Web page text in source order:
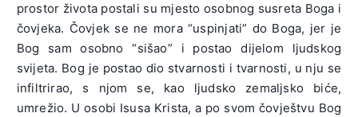
prostor života postali su mjesto osobnog susreta Boga i
čovjeka. Čovjek se ne mora “uspinjati” do Boga, jer je
Bog sam osobno “sišao” i postao dijelom ljudskog
svijeta. Bog je postao dio stvarnosti i tvarnosti, u nju se
infiltrirao, s njom se, kao ljudsko zemaljsko biće,
umrežio. U osobi Isusa Krista, a po svom čovještvu Bog